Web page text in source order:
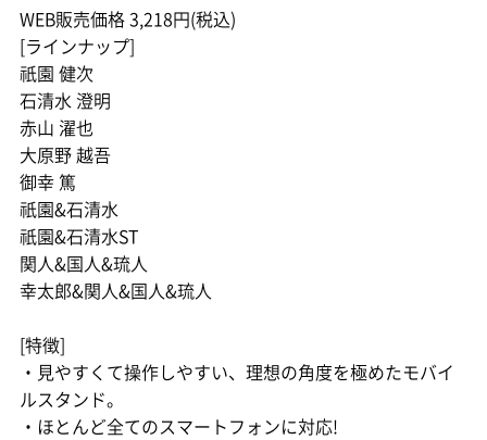
WEB販売価格 3,218円(税込)
[ラインナップ]
祇園 健次
石清水 澄明
赤山 濯也
大原野 越吾
御幸 篤
祇園&石清水
祇園&石清水ST
関人&国人&琉人
幸太郎&関人&国人&琉人
[特徴]
・見やすくて操作しやすい、理想の角度を極めたモバイ
ルスタンド。
・ほとんど全てのスマートフォンに対応!